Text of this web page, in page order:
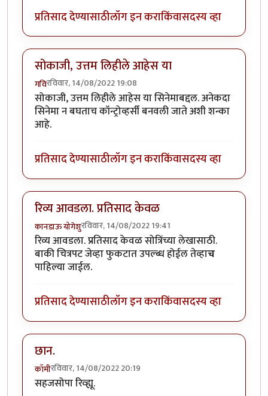
प्रतिसाद देण्यासाठीलॉग इन कराकिंवासदस्य व्हा
सोकाजी, उत्तम लिहीले आहेस या
गविरविवार, 14/08/2022 19:08
सोकाजी, उत्तम लिहीले आहेस या सिनेमाबद्दल. अनेकदा
सिनेमा न बघताच कॉन्ट्रोव्हर्सी बनवली जाते अशी शन्का
आहे.
प्रतिसाद देण्यासाठीलॉग इन कराकिंवासदस्य व्हा
रिव्य आवडला. प्रतिसाद केवळ
कानडाऊ योगेशुरविवार, 14/08/2022 19:41
रिव्य आवडला. प्रतिसाद केवळ सोत्रिंच्या लेखासाठी.
बाकी चित्रपट जेव्हा फुकटात उपल्ब्ध होईल तेव्हाच
पाहिल्या जाईल.
प्रतिसाद देण्यासाठीलॉग इन कराकिंवासदस्य व्हा
छान.
कॉमीरविवार, 14/08/2022 20:19
सहजसोपा रिव्ह्यू.